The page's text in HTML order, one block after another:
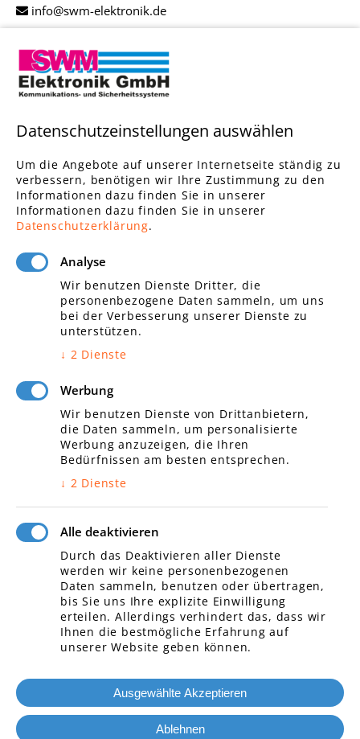
info@swm-elektronik.de
Links
Elektroinstallationen
Brandmeldeanlagen
Alarmanlagen
Einbruchschutz
Zutrittskontrolle
Gebäudetechnik
Daten und Netzwerktechnik/
Telefonanlagen
Unternehmen
Impressum
Datenschutz
Öffnungszeiten
Dienstag
Mittwoch
Freitag
Samstag
07:00 – 17:00
07:00 – 17:00
07:00 – 17:00
07:00 – 17:00
07:00 – 17:00
Datenschutzeinstellungen auswählen
Um die Angebote auf unserer Internetseite ständig zu
verbessern, benötigen wir Ihre Zustimmung zu den
Informationen dazu finden Sie in unserer
Informationen dazu finden Sie in unserer
Datenschutzerklärung.
Analyse
Wir benutzen Dienste Dritter, die
personenbezogene Daten sammeln, um uns
bei der Verbesserung unserer Dienste zu
unterstützen.
↓ 2 Dienste
Werbung
Wir benutzen Dienste von Drittanbietern,
die Daten sammeln, um personalisierte
Werbung anzuzeigen, die Ihren
Bedürfnissen am besten entsprechen.
↓ 2 Dienste
Alle deaktivieren
Durch das Deaktivieren aller Dienste
werden wir keine personenbezogenen
Daten sammeln, benutzen oder übertragen,
bis Sie uns Ihre explizite Einwilligung
erteilen. Allerdings verhindert das, dass wir
Ihnen die bestmögliche Erfahrung auf
unserer Website geben können.
Ablehnen
Ausgewählte Akzeptieren